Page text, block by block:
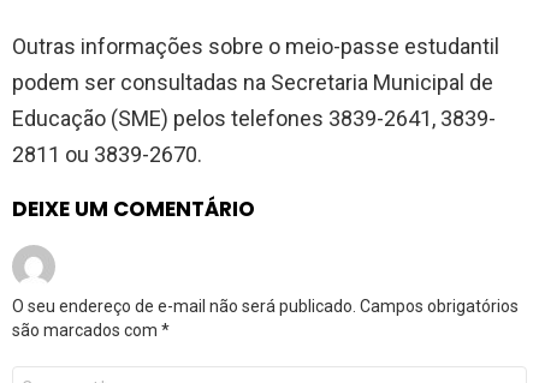
Outras informações sobre o meio-passe estudantil
podem ser consultadas na Secretaria Municipal de
Educação (SME) pelos telefones 3839-2641, 3839-
2811 ou 3839-2670.
DEIXE UM COMENTÁRIO
O seu endereço de e-mail não será publicado. Campos obrigatórios
são marcados com *
Comentário